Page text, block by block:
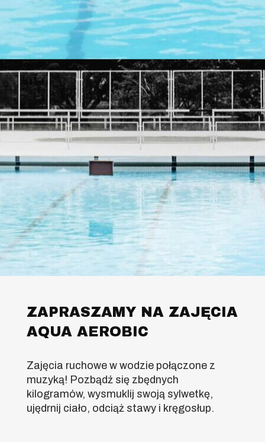
ZAPRASZAMY NA ZAJĘCIA
AQUA AEROBIC
Zajęcia ruchowe w wodzie połączone z
muzyką! Pozbądź się zbędnych
kilogramów, wysmuklij swoją sylwetkę,
ujędrnij ciało, odciąż stawy i kręgosłup.